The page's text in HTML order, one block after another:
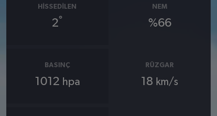
HISSEDILEN
2°
NEM
%66
BASINÇ
1012 hpa
RÜZGAR
18 km/s